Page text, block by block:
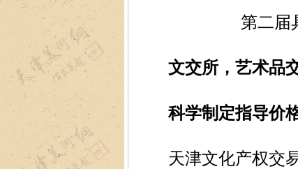
第二届
文交所，艺术品
科学制定指导价
天津文化产权交